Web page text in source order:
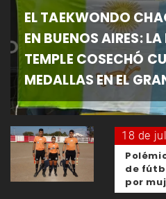
EL TAEKWONDO
EN BUENOS AIRES: LA
TEMPLE COSECHÓ
MEDALLAS EN EL
18 de
de
por